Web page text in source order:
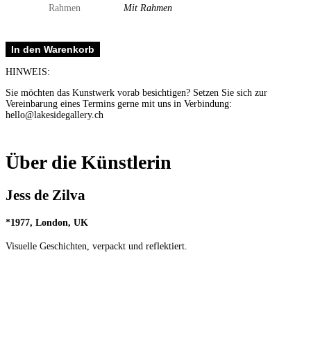
Rahmen Mit Rahmen
wait
for
me
In den Warenkorb
HINWEIS:
Sie möchten das Kunstwerk vorab besichtigen? Setzen Sie sich zur
Vereinbarung eines Termins gerne mit uns in Verbindung:
hello@lakesidegallery.ch
Über die Künstlerin
Jess de Zilva
*1977, London, UK
Visuelle Geschichten, verpackt und reflektiert.